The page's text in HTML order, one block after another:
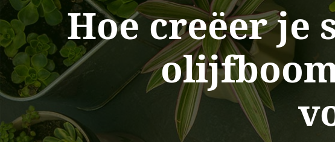
Hoe creëer je